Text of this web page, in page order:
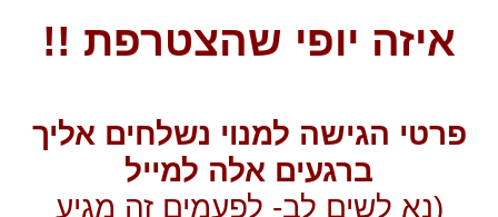
איזה יופי שהצטרפת !!
פרטי הגישה למנוי נשלחים אליך
ברגעים אלה למייל
(נא לשים לב- לפעמים זה מגיע